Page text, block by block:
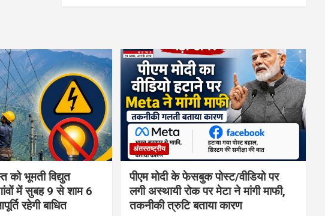
को भूमती विद्युत
में सुबह 9 से शाम 6
रहेगी बाधित
अंतरराष्ट्रीय
पीएम मोदी के फेसबुक पोस्ट/वीडियो पर
लगी अस्थायी रोक पर मेटा ने मांगी माफी,
तकनीकी त्रुटि बताया कारण